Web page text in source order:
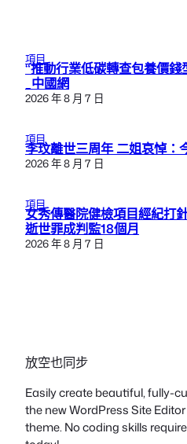
項目
“推動行業低碳轉查包養價
_中國網
2026 年 8 月 7 日
項目
李玟離世三周年 二姐哀悼：
2026 年 8 月 7 日
項目
女秀傳醫院健檢項目經紀打
逝世罪成判監18個月
2026 年 8 月 7 日
放空也同步
Easily create beautiful, fully-
the new WordPress Site
theme. No coding skills